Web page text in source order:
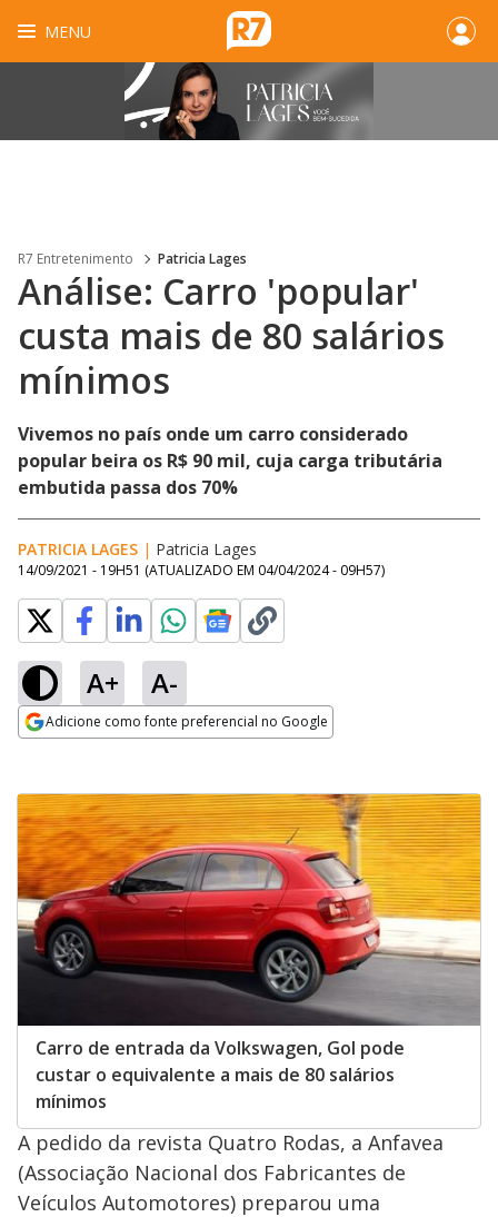
MENU
R7 Entretenimento Patricia Lages
Análise: Carro 'popular'
custa mais de 80 salários
mínimos
Vivemos no país onde um carro considerado
popular beira os R$ 90 mil, cuja carga tributária
embutida passa dos 70%
PATRICIA LAGES | Patricia Lages
14/09/2021 - 19H51 (ATUALIZADO EM 04/04/2024 - 09H57)
A+ A-
Adicione como fonte preferencial no Google
Carro de entrada da Volkswagen, Gol pode
custar o equivalente a mais de 80 salários
mínimos
A pedido da revista Quatro Rodas, a Anfavea
(Associação Nacional dos Fabricantes de
Veículos Automotores) preparou uma